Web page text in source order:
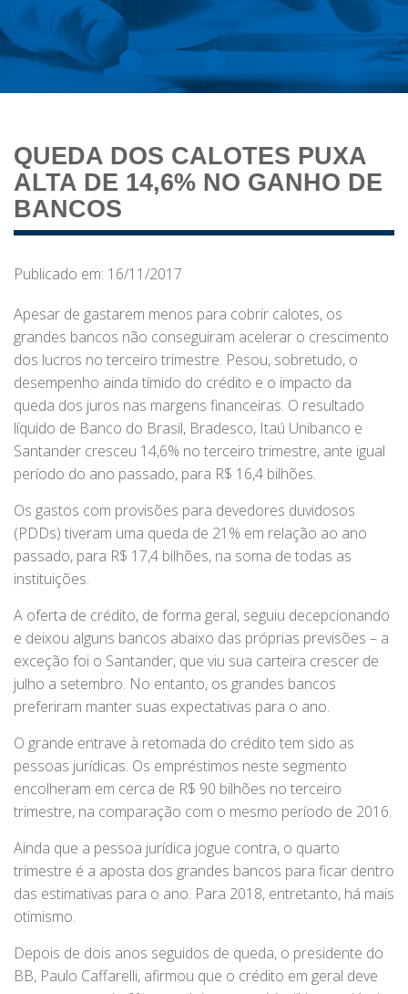
QUEDA DOS CALOTES PUXA
ALTA DE 14,6% NO GANHO DE
BANCOS
Publicado em: 16/11/2017
Apesar de gastarem menos para cobrir calotes, os
grandes bancos não conseguiram acelerar o crescimento
dos lucros no terceiro trimestre. Pesou, sobretudo, o
desempenho ainda tímido do crédito e o impacto da
queda dos juros nas margens financeiras. O resultado
líquido de Banco do Brasil, Bradesco, Itaú Unibanco e
Santander cresceu 14,6% no terceiro trimestre, ante igual
período do ano passado, para R$ 16,4 bilhões.
Os gastos com provisões para devedores duvidosos
(PDDs) tiveram uma queda de 21% em relação ao ano
passado, para R$ 17,4 bilhões, na soma de todas as
instituições.
A oferta de crédito, de forma geral, seguiu decepcionando
e deixou alguns bancos abaixo das próprias previsões – a
exceção foi o Santander, que viu sua carteira crescer de
julho a setembro. No entanto, os grandes bancos
preferiram manter suas expectativas para o ano.
O grande entrave à retomada do crédito tem sido as
pessoas jurídicas. Os empréstimos neste segmento
encolheram em cerca de R$ 90 bilhões no terceiro
trimestre, na comparação com o mesmo período de 2016.
Ainda que a pessoa jurídica jogue contra, o quarto
trimestre é a aposta dos grandes bancos para ficar dentro
das estimativas para o ano. Para 2018, entretanto, há mais
otimismo.
Depois de dois anos seguidos de queda, o presidente do
BB, Paulo Caffarelli, afirmou que o crédito em geral deve